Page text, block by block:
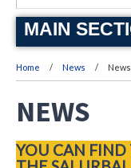
MAIN
Home News News
NEWS
YOU CAN FIND